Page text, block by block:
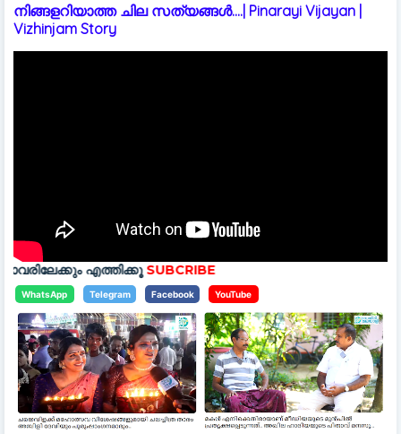
നിങ്ങളറിയാത്ത ചില സത്യങ്ങൾ....| Pinarayi Vijayan |
Vizhinjam Story
SUBCRIBE
WhatsApp Telegram Facebook YouTube